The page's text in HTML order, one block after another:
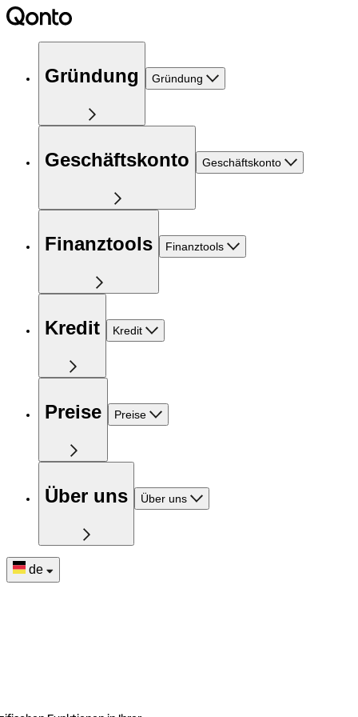
Gründung Gründung
Geschäftskonto Geschäftskonto
Finanztools Finanztools
Kredit Kredit
Preise Preise
Über uns Über uns
de